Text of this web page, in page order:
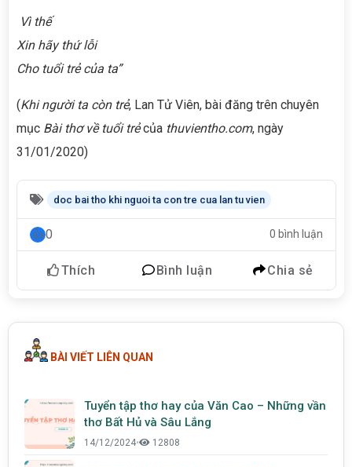
Vì thế
Xin hãy thứ lỗi
Cho tuổi trẻ của ta”
(Khi người ta còn trẻ, Lan Tử Viên, bài đăng trên chuyên
mục Bài thơ về tuổi trẻcủa thuvientho.com, ngày
31/01/2020)
doc bai tho khi nguoi ta con tre cua lan tu vien
0 0 bình luận
Thích Bình luận Chia sẻ
BÀI VIẾT LIÊN QUAN
Tuyển tập thơ hay của Văn Cao – Những vần
thơ Bất Hủ và Sâu Lắng
14/12/2024• 12808